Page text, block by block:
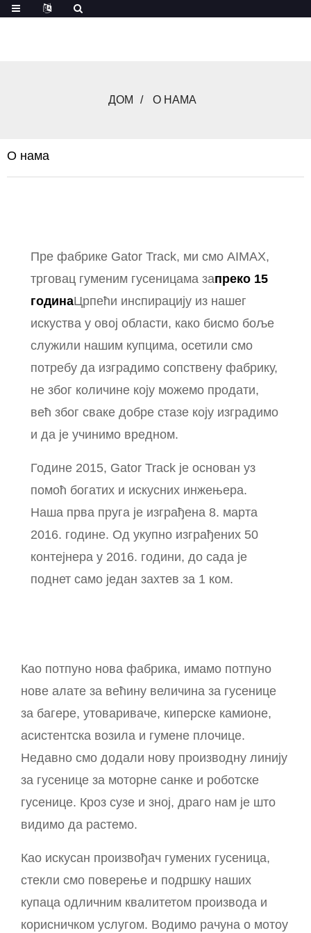
ДОМ О НАМА
О нама
Пре фабрике Gator Track, ми смо AIMAX,
трговац гуменим гусеницама запреко 15
годинаЦрпећи инспирацију из нашег
искуства у овој области, како бисмо боље
служили нашим купцима, осетили смо
потребу да изградимо сопствену фабрику,
не због количине коју можемо продати,
већ због сваке добре стазе коју изградимо
и да је учинимо вредном.
Године 2015, Gator Track је основан уз
помоћ богатих и искусних инжењера.
Наша прва пруга је изграђена 8. марта
2016. године. Од укупно изграђених 50
контејнера у 2016. години, до сада је
поднет само један захтев за 1 ком.
Као потпуно нова фабрика, имамо потпуно
нове алате за већину величина за гусенице
за багере, утовариваче, киперске камионе,
асистентска возила и гумене плочице.
Недавно смо додали нову производну линију
за гусенице за моторне санке и роботске
гусенице. Кроз сузе и зној, драго нам је што
видимо да растемо.
Као искусан произвођач гумених гусеница,
стекли смо поверење и подршку наших
купаца одличним квалитетом производа и
корисничком услугом. Водимо рачуна о мотоу